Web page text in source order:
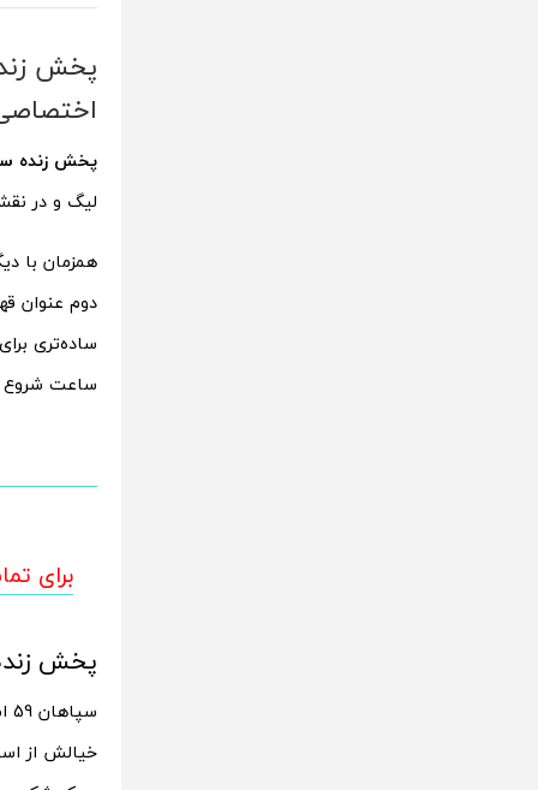
پخش زنده سپاهان و
لیگ و در
دوم عنوان
ساده‌تری
ساعت شروع
پخش زنده